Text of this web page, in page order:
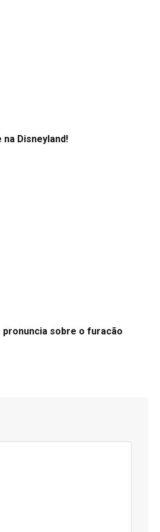
Disneyland!
pronuncia sobre o furacão